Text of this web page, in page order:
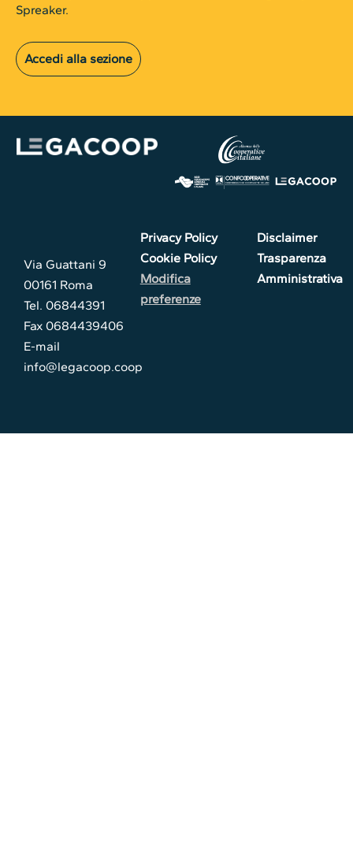
Spreaker.
Accedi alla sezione
Via Guattani 9
00161 Roma
Tel. 06844391
Fax 0684439406
E-mail
info@legacoop.coop
Privacy Policy
Cookie Policy
Modifica
preferenze
Disclaimer
Trasparenza
Amministrativa